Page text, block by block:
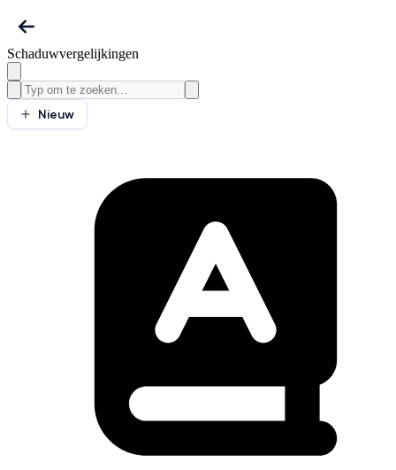
Schaduwvergelijkingen
Nieuw